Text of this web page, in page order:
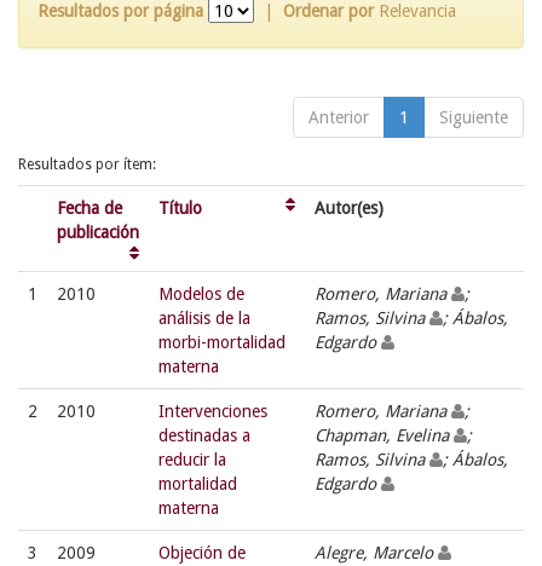
Resultados por página
Ordenar por Relevancia
Anterior 1 Siguiente
Resultados por ítem:
Fecha de
publicación
Título Autor(es)
1 2010
Modelos de
análisis de la
morbi-mortalidad
materna
Romero, Mariana
;
Ramos, Silvina
; Ábalos,
Edgardo
2 2010
Intervenciones
destinadas a
reducir la
mortalidad
materna
Romero, Mariana
;
Chapman, Evelina
;
Ramos, Silvina
; Ábalos,
Edgardo
3 2009
Objeción de
Alegre, Marcelo